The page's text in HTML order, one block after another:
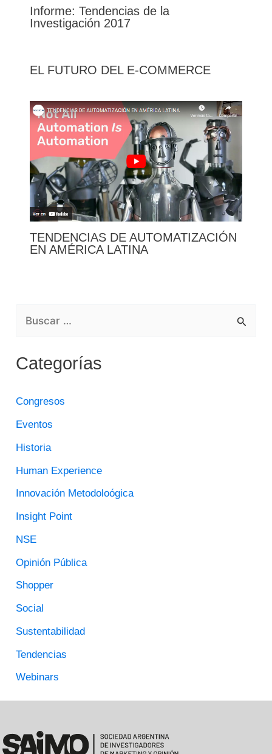
Informe: Tendencias de la
Investigación 2017
EL FUTURO DEL E-COMMERCE
TENDENCIAS DE AUTOMATIZACIÓN
EN AMÉRICA LATINA
S
A
R
P
O
R
:
Categorías
Congresos
Eventos
Historia
Human Experience
Innovación Metodoloógica
Insight Point
NSE
Opinión Pública
Shopper
Social
Sustentabilidad
Tendencias
Webinars